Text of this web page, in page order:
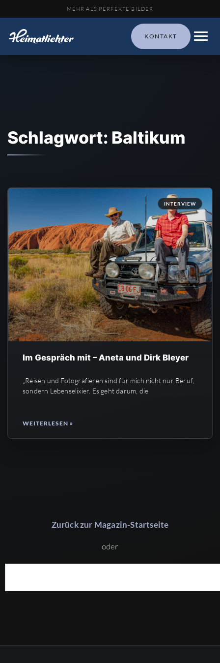
MEHR ALS PERFEKTE BILDER
KONTAKT
Schlagwort: Baltikum
INTERVIEW
Im Gespräch mit – Aneta und Dirk Bleyer
„Reisen und Fotografieren sind für mich nicht nur Beruf,
sondern Lebenselixier. Es geht darum, die
WEITERLESEN »
Zurück zur Magazin-Startseite
oder